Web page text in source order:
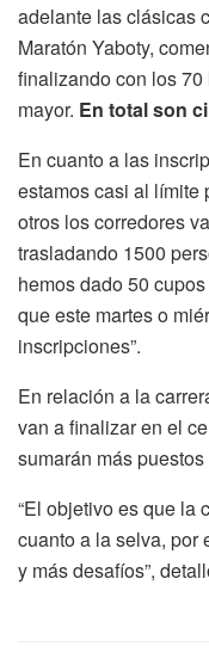
adelante las clásicas
Maratón Yaboty,
finalizando con los
mayor. En total son
En cuanto a las
estamos casi al límite
otros los corredores
trasladando 1500
hemos dado 50
que este martes o
inscripciones”.
En relación a la
van a finalizar en el
sumarán más
“El objetivo es que la
cuanto a la selva, por
y más desafíos”,